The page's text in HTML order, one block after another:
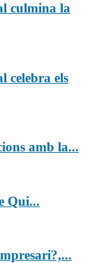
culmina la
celebra els
amb la...
Qui...